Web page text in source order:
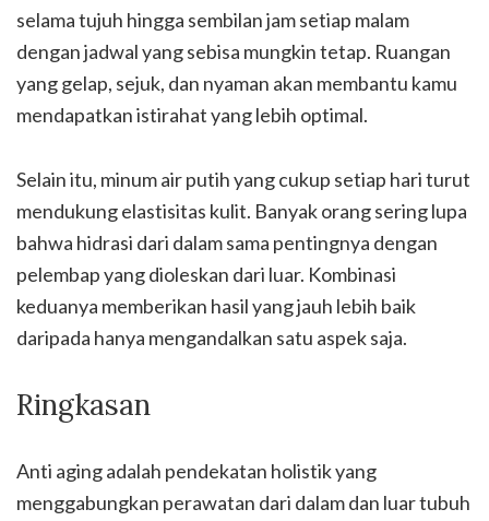
selama tujuh hingga sembilan jam setiap malam
dengan jadwal yang sebisa mungkin tetap. Ruangan
yang gelap, sejuk, dan nyaman akan membantu kamu
mendapatkan istirahat yang lebih optimal.
Selain itu, minum air putih yang cukup setiap hari turut
mendukung elastisitas kulit. Banyak orang sering lupa
bahwa hidrasi dari dalam sama pentingnya dengan
pelembap yang dioleskan dari luar. Kombinasi
keduanya memberikan hasil yang jauh lebih baik
daripada hanya mengandalkan satu aspek saja.
Ringkasan
Anti aging adalah pendekatan holistik yang
menggabungkan perawatan dari dalam dan luar tubuh